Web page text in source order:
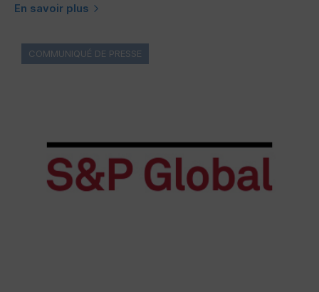
En savoir plus
COMMUNIQUÉ DE PRESSE